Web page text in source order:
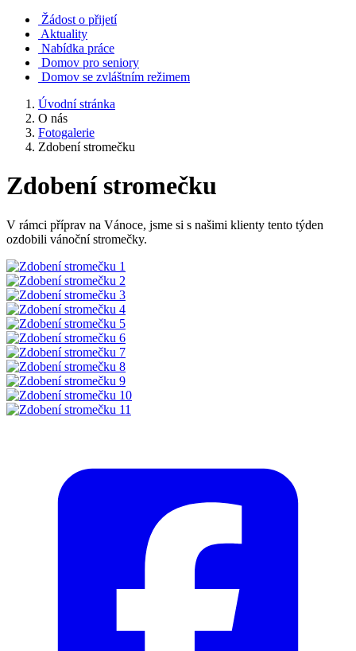
Žádost o přijetí
Aktuality
Nabídka práce
Domov pro seniory
Domov se zvláštním režimem
Úvodní stránka
O nás
Fotogalerie
Zdobení stromečku
Zdobení stromečku
V rámci příprav na Vánoce, jsme si s našimi klienty tento týden
ozdobili vánoční stromečky.